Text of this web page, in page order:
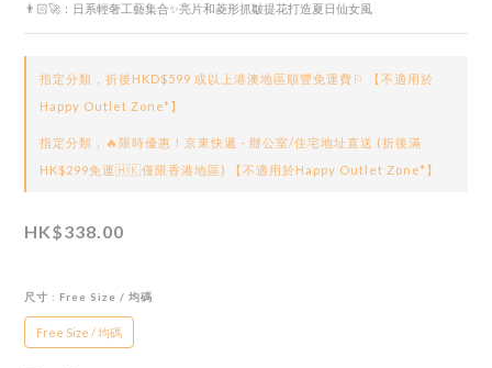
👨🏻‍🚀：日系輕奢工藝集合✨亮片和菱形抓皺提花打造夏日仙女風
指定分類，折後HKD$599 或以上港澳地區順豐免運費⚐ 【不適用於
Happy Outlet Zone*】
指定分類，🔥限時優惠！京東快遞 - 辦公室/住宅地址直送 (折後滿
HK$299免運🇭🇰僅限香港地區) 【不適用於Happy Outlet Zone*】
HK$338.00
尺寸 : Free Size / 均碼
Free Size / 均碼